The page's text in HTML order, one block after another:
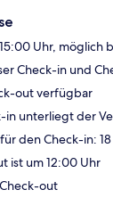
Uhr, möglich
Check-in und
out verfügbar
in unterliegt der
den Check-in:
ist um 12:00 Uhr
out